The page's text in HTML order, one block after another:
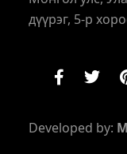
дүүрэг, 5-р
Developed by: